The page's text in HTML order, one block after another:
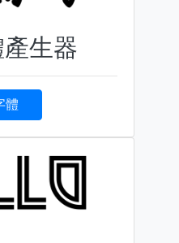
生器
體